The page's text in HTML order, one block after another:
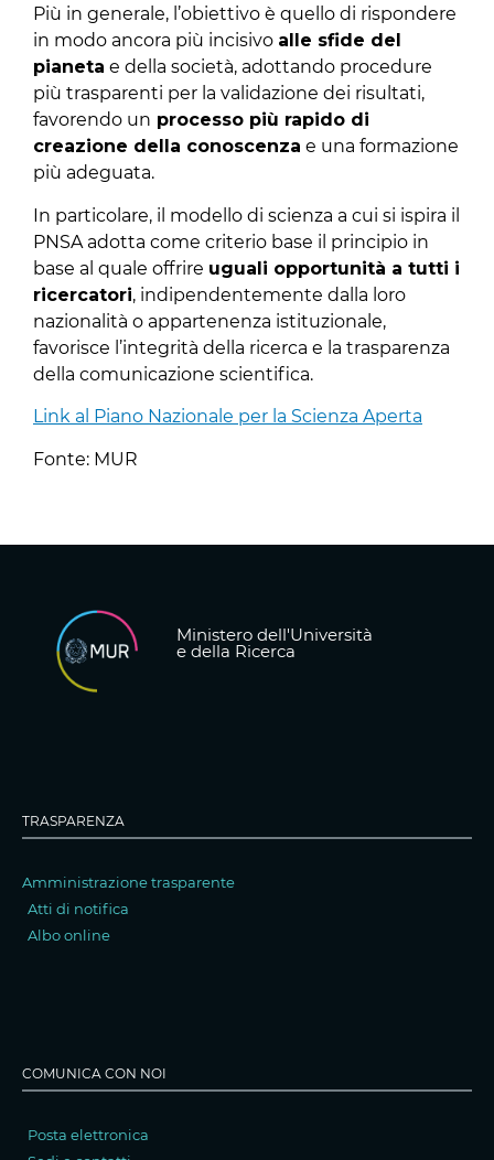
Più in generale, l’obiettivo è quello di rispondere
in modo ancora più incisivo alle sfide del
pianeta e della società, adottando procedure
più trasparenti per la validazione dei risultati,
favorendo un processo più rapido di
creazione della conoscenza e una formazione
più adeguata.
In particolare, il modello di scienza a cui si ispira il
PNSA adotta come criterio base il principio in
base al quale offrire uguali opportunità a tutti i
ricercatori, indipendentemente dalla loro
nazionalità o appartenenza istituzionale,
favorisce l’integrità della ricerca e la trasparenza
della comunicazione scientifica.
Link al Piano Nazionale per la Scienza Aperta
Fonte: MUR
Ministero dell'Università
e della Ricerca
TRASPARENZA
Amministrazione trasparente
Atti di notifica
Albo online
COMUNICA CON NOI
Posta elettronica